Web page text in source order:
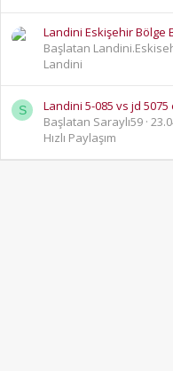
Landini Eskişehir Bölge
Başlatan
Landini
S
Landini 5-085 vs jd
Başlatan Saraylı59
Hızlı Paylaşım